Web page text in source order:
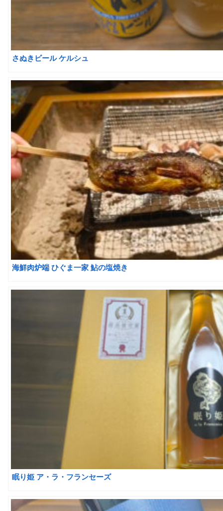
さぬきビール ケルシュ
海鮮肉炉端 ひぐま一家 鮎の塩焼き
眠り姫 ア・ラ・フランセーズ